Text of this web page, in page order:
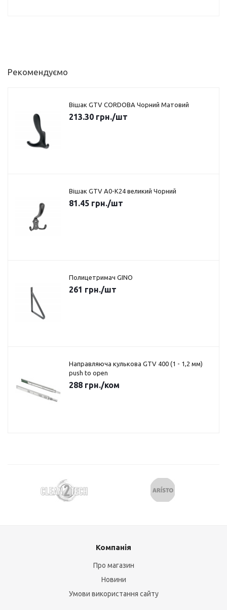
Рекомендуємо
Вішак GTV CORDOBA Чорний Матовий
213.30 грн./шт
Вішак GTV A0-K24 великий Чорний
81.45 грн./шт
Полицетримач GINO
261 грн./шт
Направляюча кулькова GTV 400 (1 - 1,2 мм)
push to open
288 грн./ком
Компанія
Про магазин
Новини
Умови використання сайту